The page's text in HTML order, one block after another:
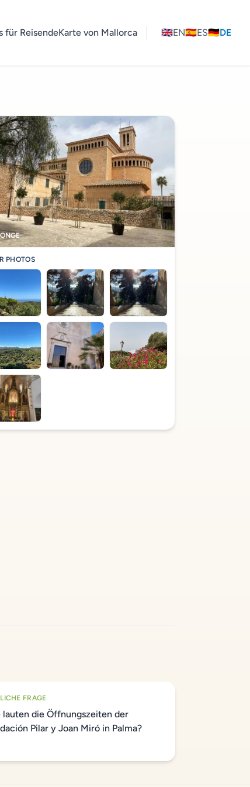
für ReisendeKarte von Mallorca 🇬🇧EN🇪🇸ES🇩🇪DE
PHOTOS
FRAGE
lauten die Öffnungszeiten der
Pilar y Joan Miró in Palma?